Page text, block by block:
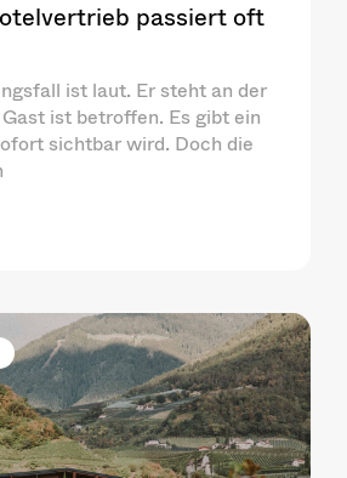
passiert oft
ist laut. Er steht an der
ist betroffen. Es gibt ein
sichtbar wird. Doch die